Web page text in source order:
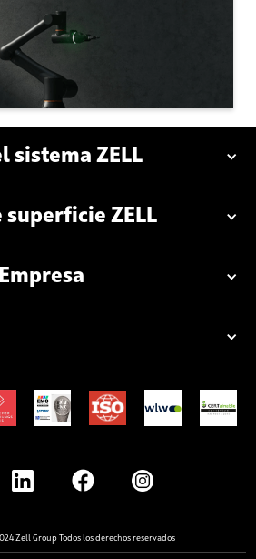
sistema ZELL
superficie ZELL
Zell Group Todos los derechos reservados